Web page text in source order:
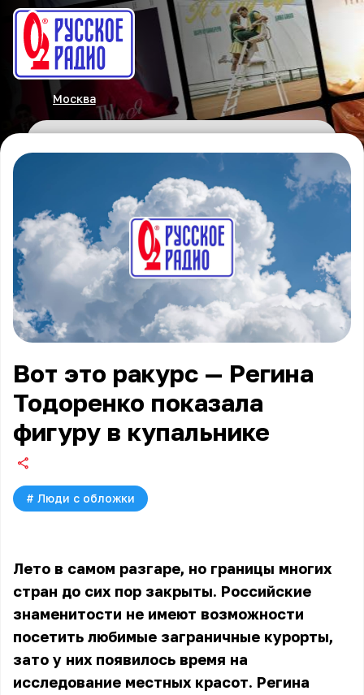
Москва
Вот это ракурс — Регина
Тодоренко показала
фигуру в купальнике
# Люди с обложки
Лето в самом разгаре, но границы многих
стран до сих пор закрыты. Российские
знаменитости не имеют возможности
посетить любимые заграничные курорты,
зато у них появилось время на
исследование местных красот. Регина